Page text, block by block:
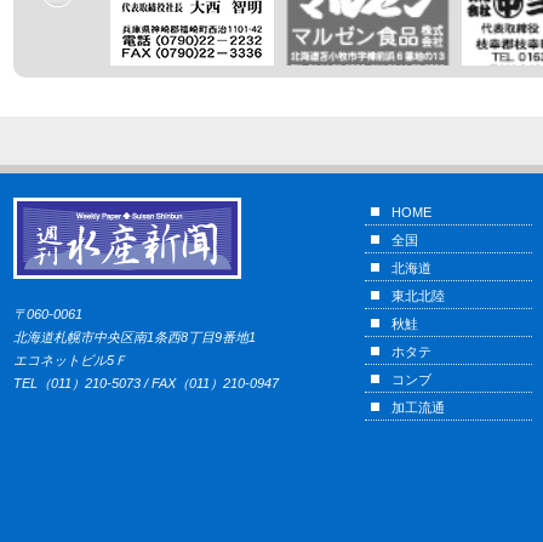
〒060-0061
北海道札幌市中央区南1条西8丁目9番地1
エコネットビル5Ｆ
TEL（011）210-5073 / FAX（011）210-0947
HOME
全国
北海道
東北北陸
秋鮭
ホタテ
コンブ
加工流通